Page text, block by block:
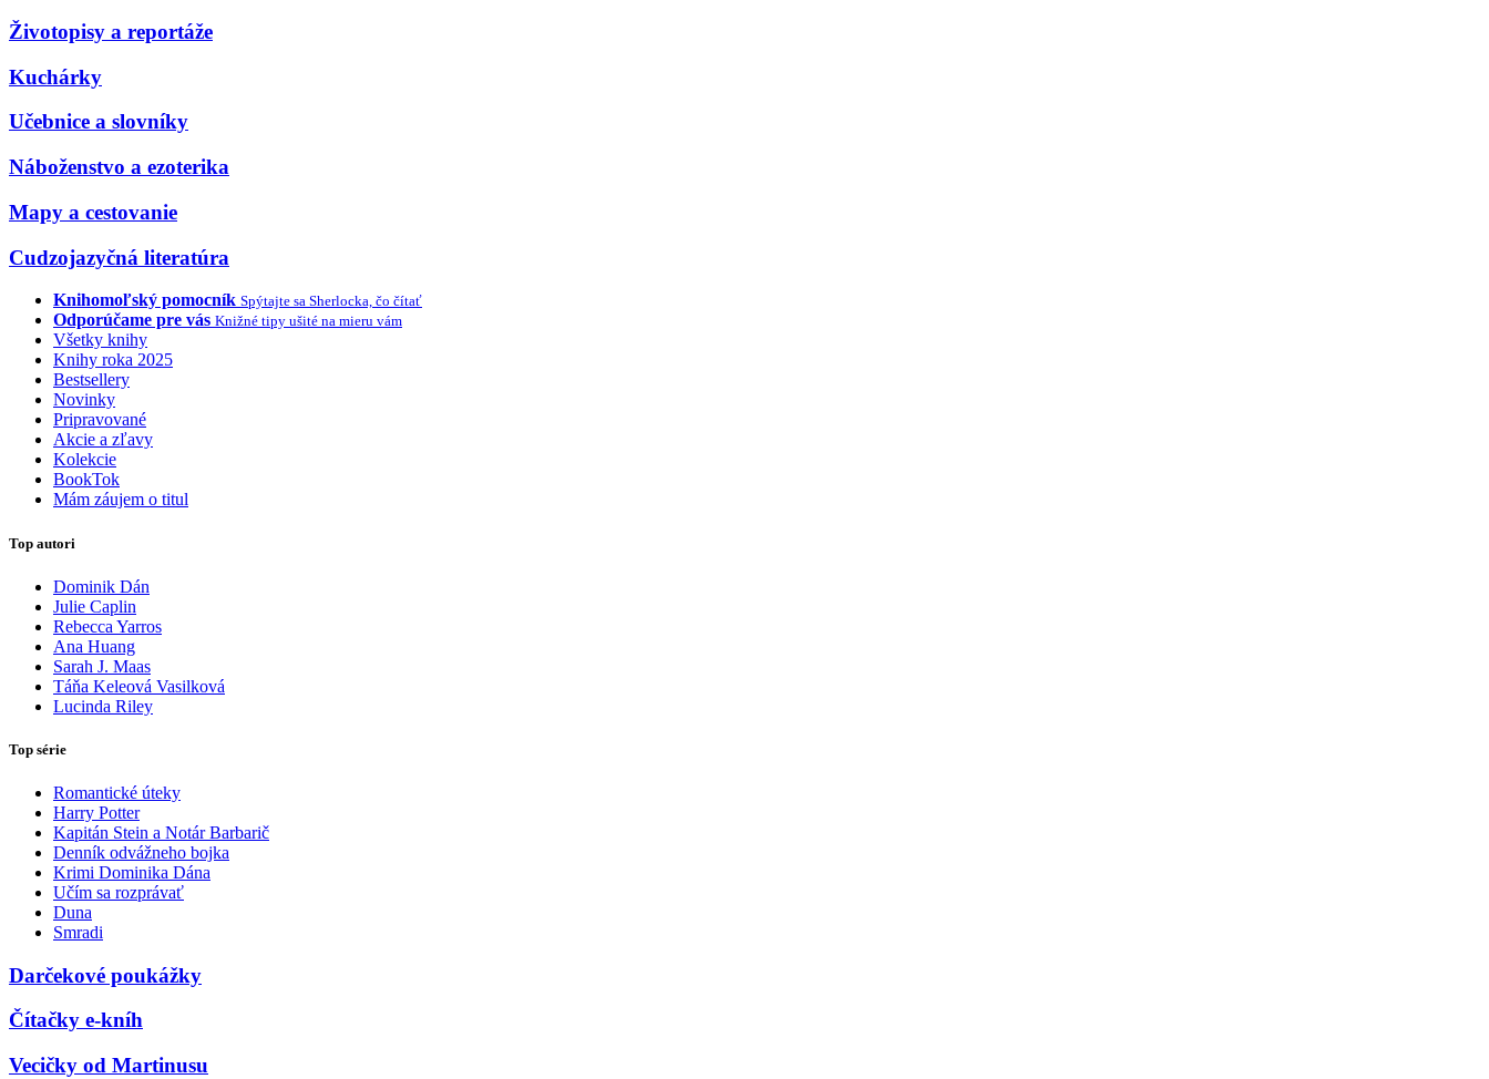
Životopisy a reportáže
Kuchárky
Učebnice a slovníky
Náboženstvo a ezoterika
Mapy a cestovanie
Cudzojazyčná literatúra
Knihomoľský pomocník Spýtajte sa Sherlocka, čo čítať
Odporúčame pre vás Knižné tipy ušité na mieru vám
Všetky knihy
Knihy roka 2025
Bestsellery
Novinky
Pripravované
Akcie a zľavy
Kolekcie
BookTok
Mám záujem o titul
Top autori
Dominik Dán
Julie Caplin
Rebecca Yarros
Ana Huang
Sarah J. Maas
Táňa Keleová Vasilková
Lucinda Riley
Top série
Romantické úteky
Harry Potter
Kapitán Stein a Notár Barbarič
Denník odvážneho bojka
Krimi Dominika Dána
Učím sa rozprávať
Duna
Smradi
Darčekové poukážky
Čítačky e-kníh
Vecičky od Martinusu